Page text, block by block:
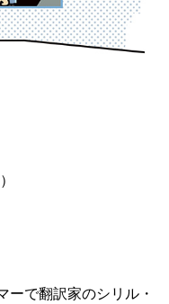
ーで翻訳家のシリル・